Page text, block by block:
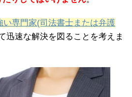
い専門家(司法書士または弁護
迅速な解決を図ることを考えま